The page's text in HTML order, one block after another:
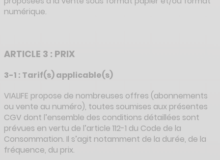
numérique.
ARTICLE 3 : PRIX
3-1 : Tarif(s) applicable(s)
VIALIFE propose de nombreuses offres (abonnements
ou vente au numéro), toutes soumises aux présentes
CGV dont l’ensemble des conditions détaillées sont
prévues en vertu de l’article 112-1 du Code de la
Consommation. Il s’agit notamment de la durée, de la
fréquence, du prix.